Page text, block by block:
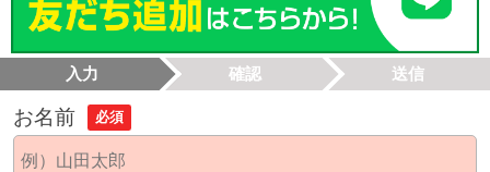
入力 確認 送信
お名前 必須